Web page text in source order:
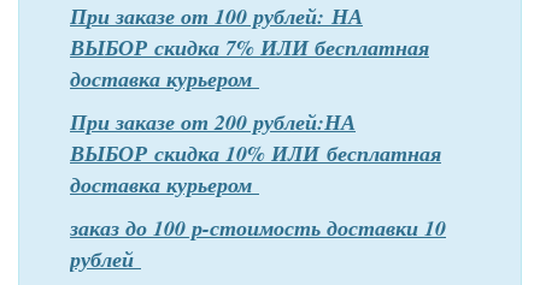
При заказе от 100 рублей: НА
ВЫБОР скидка 7% ИЛИ бесплатная
доставка курьером
При заказе от 200 рублей:НА
ВЫБОР скидка 10% ИЛИ бесплатная
доставка курьером
заказ до 100 р-стоимость доставки 10
рублей